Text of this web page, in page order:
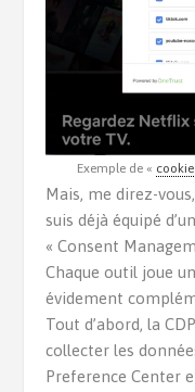
Exemple de « cookie
Mais, me direz-
suis déjà équipé
« Consent
Chaque outil joue
évidement
Tout d’abord, la
collecter les
Preference Center